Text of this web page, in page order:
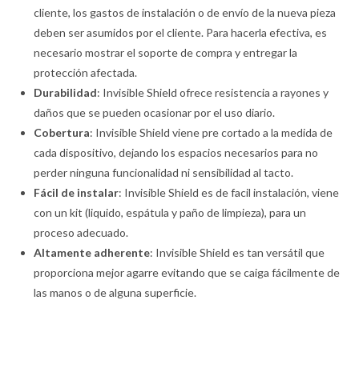
cliente, los gastos de instalación o de envío de la nueva pieza
deben ser asumidos por el cliente. Para hacerla efectiva, es
necesario mostrar el soporte de compra y entregar la
protección afectada.
Durabilidad: Invisible Shield ofrece resistencia a rayones y
daños que se pueden ocasionar por el uso diario.
Cobertura: Invisible Shield viene pre cortado a la medida de
cada dispositivo, dejando los espacios necesarios para no
perder ninguna funcionalidad ni sensibilidad al tacto.
Fácil de instalar: Invisible Shield es de facil instalación, viene
con un kit (liquido, espátula y paño de limpieza), para un
proceso adecuado.
Altamente adherente: Invisible Shield es tan versátil que
proporciona mejor agarre evitando que se caiga fácilmente de
las manos o de alguna superficie.